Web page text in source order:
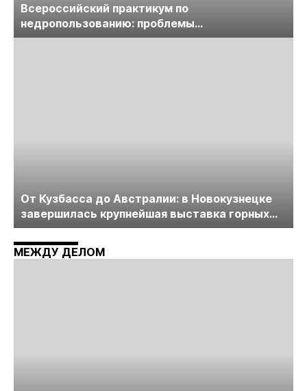
Всероссийский практикум по
недропользованию: проблемы
лицензирования, цифровизации, экспертизы
От Кузбасса до Австралии: в Новокузнецке
завершилась крупнейшая выставка горных
технологий «Недра России. Уголь России и
Майнинг»
МЕЖДУ ДЕЛОМ